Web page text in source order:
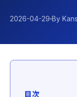
2026-04-29 By
目次